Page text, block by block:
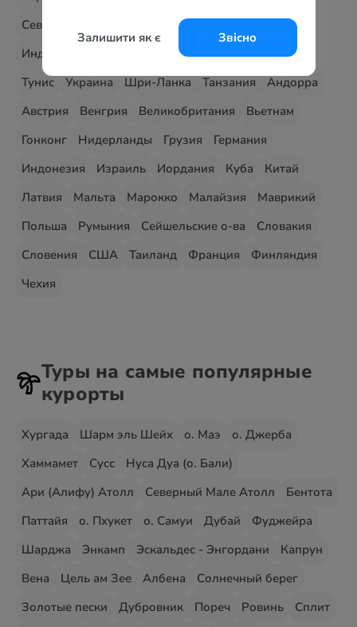
Залишити як є Звісно
Северная Македония
Албания
Индия
Мальдивы
Мексика
Тунис
Украина Шри-Ланка Танзания
Андорра
Австрия
Венгрия Великобритания
Вьетнам
Гонконг
Нидерланды Грузия
Германия
Индонезия
Израиль Иордания Куба
Китай
Латвия
Мальта Марокко Малайзия
Маврикий
Польша
Румыния Сейшельские о-ва
Словакия
Словения
США Таиланд Франция
Финляндия
Чехия
Туры на самые популярные
курорты
Хургада Шарм эль Шейх о. Маэ
о. Джерба
Хаммамет
Сусс
Нуса Дуа (о. Бали)
Ари (Алифу) Атолл
Северный Мале Атолл
Бентота
Паттайя
о. Пхукет о. Самуи Дубай
Фуджейра
Шарджа
Энкамп Эскальдес - Энгордани
Капрун
Вена
Цель ам Зее Албена
Солнечный берег
Золотые пески
Дубровник Пореч Ровинь
Сплит